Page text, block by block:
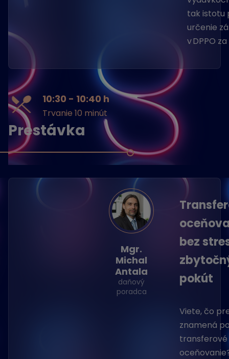
tak istotu
určenie
v DPPO
10:30 - 10:40 h
Trvanie 10 minút
Prestávka
Mgr.
Michal
Antala
daňový
poradca
bez
pokút
Viete, čo
znamená
transferové